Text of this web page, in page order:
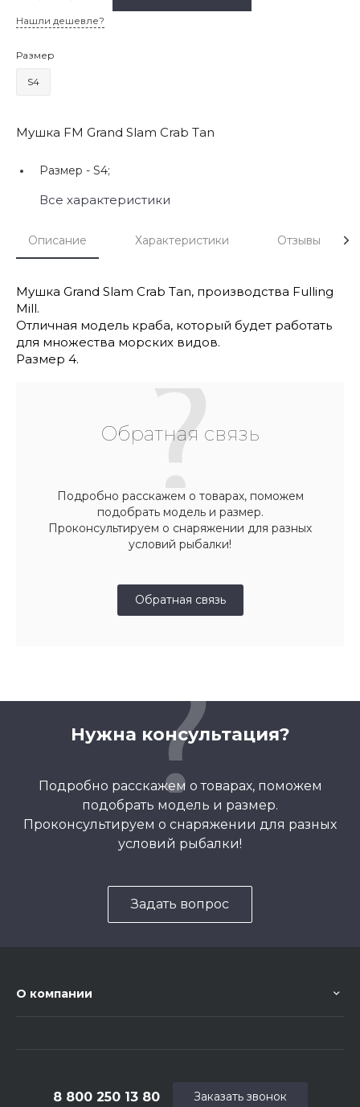
Нашли дешевле?
Размер
S4
Мушка FM Grand Slam Crab Tan
Размер - S4;
Все характеристики
Описание Характеристики Отзывы
Мушка Grand Slam Crab Tan, производства Fulling
Mill.
Отличная модель краба, который будет работать
для множества морских видов.
Размер 4.
Обратная связь
Подробно расскажем о товарах, поможем
подобрать модель и размер.
Проконсультируем о снаряжении для разных
условий рыбалки!
Обратная связь
Нужна консультация?
Подробно расскажем о товарах, поможем
подобрать модель и размер.
Проконсультируем о снаряжении для разных
условий рыбалки!
Задать вопрос
О компании
8 800 250 13 80 Заказать звонок